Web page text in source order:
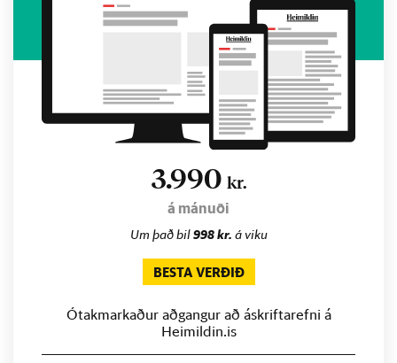
3.990 kr.
á mánuði
Um það bil998 kr. á viku
BESTA VERÐIÐ
Ótakmarkaður aðgangur að áskriftarefni á
Heimildin.is